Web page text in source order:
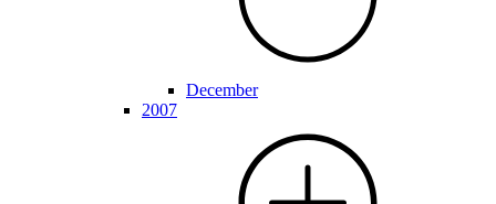
December
2007